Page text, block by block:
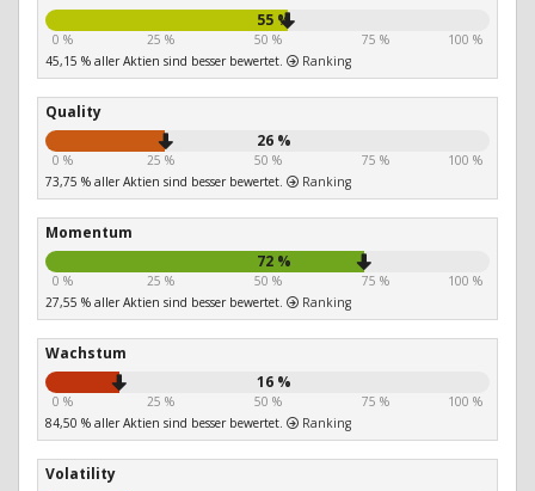
55 %
0 % 25 % 50 % 75 %
100 %
45,15 % aller Aktien sind besser bewertet.
Ranking
Quality
26 %
0 % 25 % 50 % 75 %
100 %
73,75 % aller Aktien sind besser bewertet.
Ranking
Momentum
72 %
0 % 25 % 50 % 75 %
100 %
27,55 % aller Aktien sind besser bewertet.
Ranking
Wachstum
16 %
0 % 25 % 50 % 75 %
100 %
84,50 % aller Aktien sind besser bewertet.
Ranking
Volatility